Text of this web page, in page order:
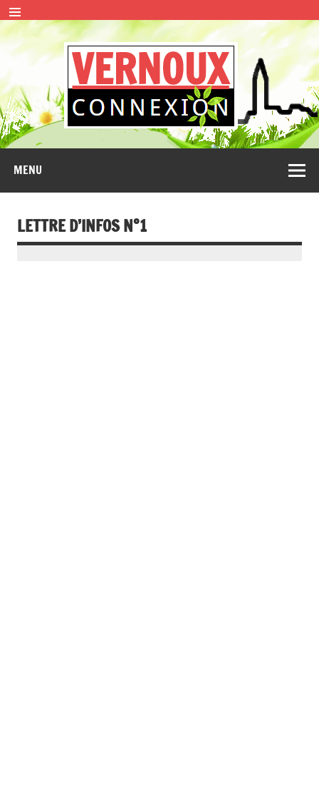
Skip
to
content
CONNEXION
MENU
LETTRE D’INFOS N°1